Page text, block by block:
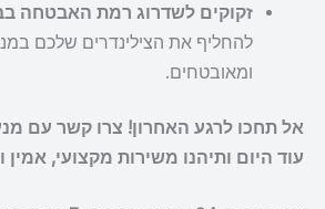
זקוקים לשדרוג רמת האבטחה
להחליף את הצילינדרים שלכם
ומאובטחים.
עוד היום ותיהנו משירות מקצועי, אמין